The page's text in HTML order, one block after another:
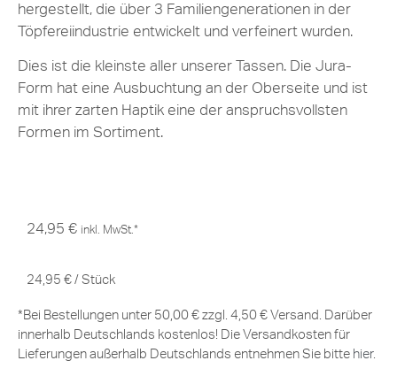
hergestellt, die über 3 Familiengenerationen in der
Töpfereiindustrie entwickelt und verfeinert wurden.
Dies ist die kleinste aller unserer Tassen. Die Jura-
Form hat eine Ausbuchtung an der Oberseite und ist
mit ihrer zarten Haptik eine der anspruchsvollsten
Formen im Sortiment.
24,95 € inkl. MwSt.*
24,95 € / Stück
*Bei Bestellungen unter 50,00 € zzgl. 4,50 € Versand. Darüber
innerhalb Deutschlands kostenlos! Die Versandkosten für
Lieferungen außerhalb Deutschlands entnehmen Sie bitte hier.